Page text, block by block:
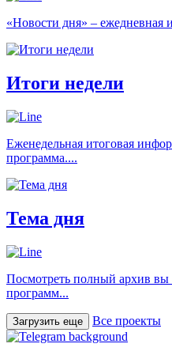
«Новости дня» –
Итоги недели
Еженедельная итоговая
программа....
Тема дня
Посмотреть полный архив
программ...
Загрузить еще Все проекты